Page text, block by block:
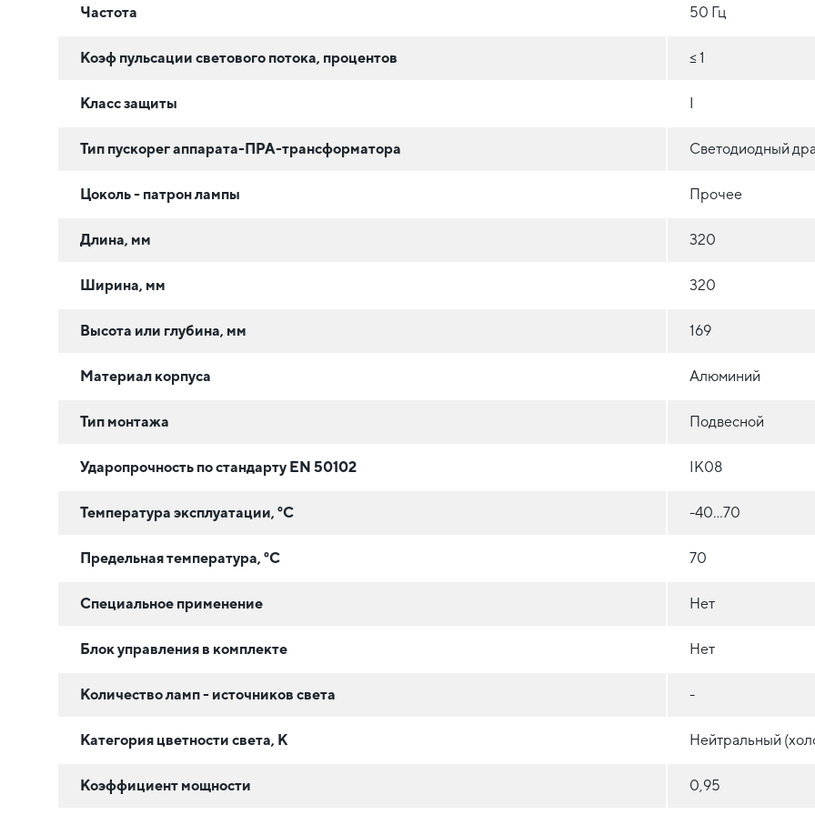
Частота 50 Гц
Коэф пульсации светового потока, процентов ≤ 1
Класс защиты
Тип пускорег аппарата-ПРА-трансформатора Светодиодный
Цоколь - патрон лампы Прочее
Длина, мм 320
Ширина, мм 320
Высота или глубина, мм 169
Материал корпуса Алюминий
Тип монтажа Подвесной
Ударопрочность по стандарту EN 50102 IK08
Температура эксплуатации, °C -40...70
Предельная температура, °C 70
Специальное применение Нет
Блок управления в комплекте Нет
Количество ламп - источников света -
Категория цветности света, К Нейтральный
Коэффициент мощности 0,95